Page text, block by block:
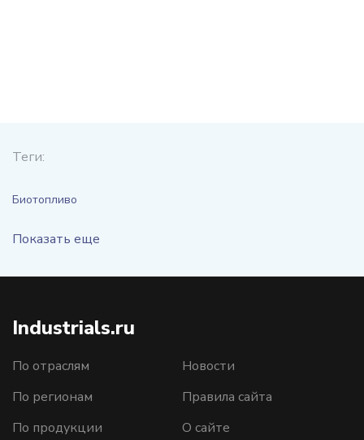
Теги:
Биотопливо
Показать еще
Industrials.ru
По отраслям
По регионам
По продукции
Новости
Правила сайта
О сайте